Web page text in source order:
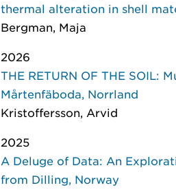
thermal alteration in shell
Bergman, Maja
2026
THE RETURN OF THE SOIL:
Mårtenfäboda, Norrland
Kristoffersson, Arvid
2025
A Deluge of Data: An
from Dilling, Norway